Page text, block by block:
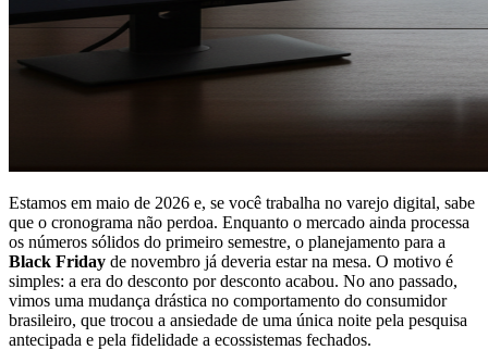
Estamos em maio de 2026 e, se você trabalha no varejo digital, sabe
que o cronograma não perdoa. Enquanto o mercado ainda processa
os números sólidos do primeiro semestre, o planejamento para a
Black Friday de novembro já deveria estar na mesa. O motivo é
simples: a era do desconto por desconto acabou. No ano passado,
vimos uma mudança drástica no comportamento do consumidor
brasileiro, que trocou a ansiedade de uma única noite pela pesquisa
antecipada e pela fidelidade a ecossistemas fechados.